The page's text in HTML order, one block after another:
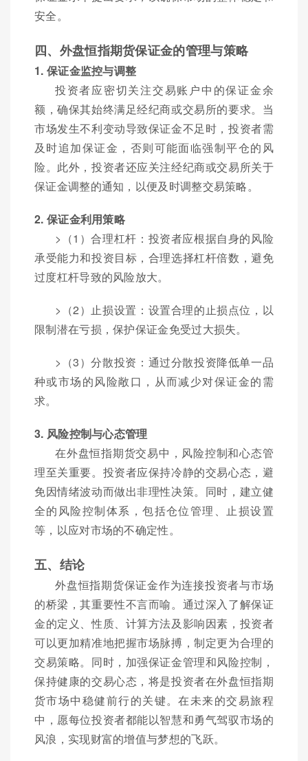
安全。
四、外盘恒指期货保证金的管理与策略
1. 保证金监控与调整
投资者应密切关注交易账户中的保证金余
额，确保其始终满足经纪商或交易所的要求。当
市场发生不利变动导致保证金不足时，投资者需
及时追加保证金，否则可能面临强制平仓的风
险。此外，投资者还应关注经纪商或交易所关于
保证金调整的通知，以便及时调整交易策略。
2. 保证金利用策略
>（1）合理杠杆：投资者应根据自身的风险
承受能力和投资目标，合理选择杠杆倍数，避免
过度杠杆导致的风险放大。
>（2）止损设置：设置合理的止损点位，以
限制潜在亏损，保护保证金免受过大损失。
>（3）分散投资：通过分散投资降低单一品
种或市场的风险敞口，从而减少对保证金的需
求。
3. 风险控制与心态管理
在外盘恒指期货交易中，风险控制和心态管
理至关重要。投资者应保持冷静的交易心态，避
免因情绪波动而做出非理性决策。同时，建立健
全的风险控制体系，包括仓位管理、止损设置
等，以应对市场的不确定性。
五、结论
外盘恒指期货保证金作为连接投资者与市场
的桥梁，其重要性不言而喻。通过深入了解保证
金的定义、性质、计算方法及影响因素，投资者
可以更加精准地把握市场脉搏，制定更为合理的
交易策略。同时，加强保证金管理和风险控制，
保持健康的交易心态，将是投资者在外盘恒指期
货市场中稳健前行的关键。在未来的交易旅程
中，愿每位投资者都能以智慧和勇气驾驭市场的
风浪，实现财富的增值与梦想的飞跃。